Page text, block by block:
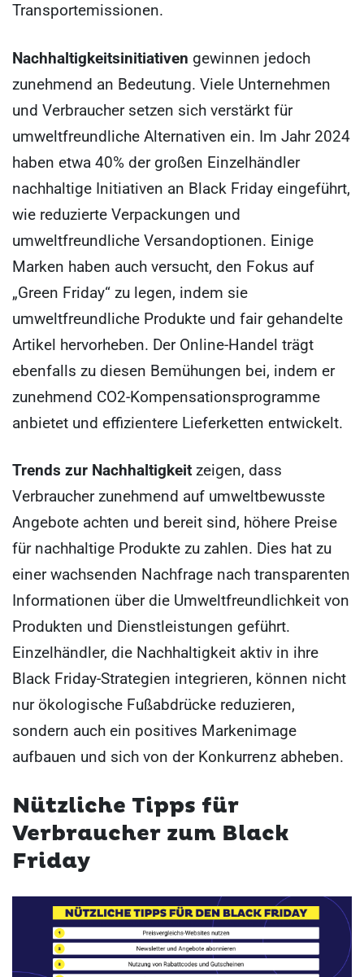
Transportemissionen.
Nachhaltigkeitsinitiativen gewinnen jedoch
zunehmend an Bedeutung. Viele Unternehmen
und Verbraucher setzen sich verstärkt für
umweltfreundliche Alternativen ein. Im Jahr 2024
haben etwa 40% der großen Einzelhändler
nachhaltige Initiativen an Black Friday eingeführt,
wie reduzierte Verpackungen und
umweltfreundliche Versandoptionen. Einige
Marken haben auch versucht, den Fokus auf
„Green Friday“ zu legen, indem sie
umweltfreundliche Produkte und fair gehandelte
Artikel hervorheben. Der Online-Handel trägt
ebenfalls zu diesen Bemühungen bei, indem er
zunehmend CO2-Kompensationsprogramme
anbietet und effizientere Lieferketten entwickelt.
Trends zur Nachhaltigkeit zeigen, dass
Verbraucher zunehmend auf umweltbewusste
Angebote achten und bereit sind, höhere Preise
für nachhaltige Produkte zu zahlen. Dies hat zu
einer wachsenden Nachfrage nach transparenten
Informationen über die Umweltfreundlichkeit von
Produkten und Dienstleistungen geführt.
Einzelhändler, die Nachhaltigkeit aktiv in ihre
Black Friday-Strategien integrieren, können nicht
nur ökologische Fußabdrücke reduzieren,
sondern auch ein positives Markenimage
aufbauen und sich von der Konkurrenz abheben.
Nützliche Tipps für
Verbraucher zum Black
Friday